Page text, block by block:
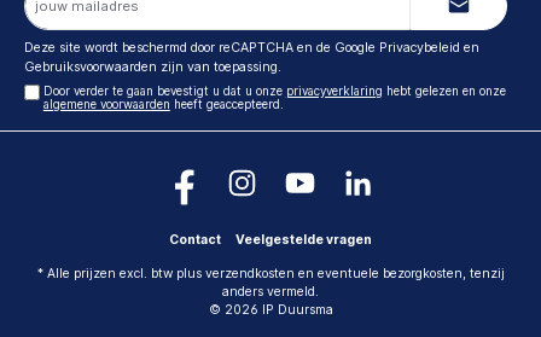
mailadres
Deze site wordt beschermd door reCAPTCHA en de Google Privacybeleid en
Gebruiksvoorwaarden zijn van toepassing.
Door verder te gaan bevestigt u dat u onze privacyverklaring hebt gelezen en onze
algemene voorwaarden heeft geaccepteerd.
Contact Veelgestelde vragen
* Alle prijzen excl. btw plus verzendkosten en eventuele bezorgkosten, tenzij
anders vermeld.
© 2026 IP Duursma